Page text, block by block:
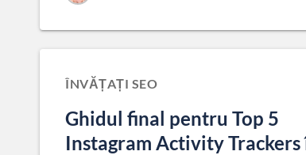
ÎNVĂȚAȚI SEO
Ghidul final pentru Top 5
Instagram Activity Trackers